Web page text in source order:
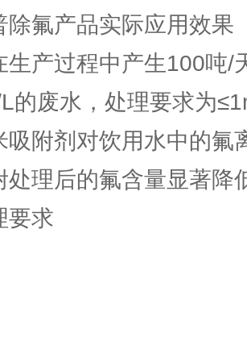
除氟产品实际应用效果
生产过程中产生100吨/
的废水，处理要求为
吸附剂对饮用水中的氟
处理后的氟含量显著降
要求